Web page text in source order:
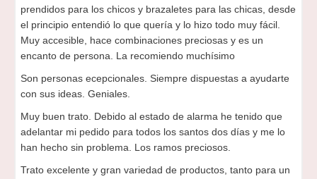
prendidos para los chicos y brazaletes para las chicas, desde
el principio entendió lo que quería y lo hizo todo muy fácil.
Muy accesible, hace combinaciones preciosas y es un
encanto de persona. La recomiendo muchísimo
Son personas ecepcionales. Siempre dispuestas a ayudarte
con sus ideas. Geniales.
Muy buen trato. Debido al estado de alarma he tenido que
adelantar mi pedido para todos los santos dos días y me lo
han hecho sin problema. Los ramos preciosos.
Trato excelente y gran variedad de productos, tanto para un